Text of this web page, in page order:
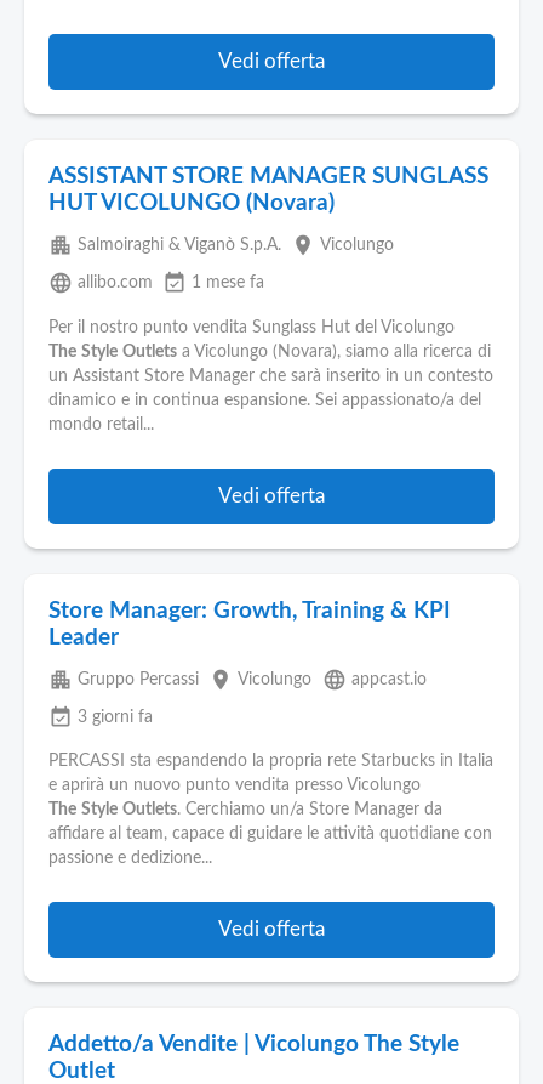
Vedi offerta
ASSISTANT STORE MANAGER SUNGLASS
HUT VICOLUNGO (Novara)
apartment Salmoiraghi & Viganò S.p.A. place Vicolungo
language allibo.com event_available 1 mese fa
Per il nostro punto vendita Sunglass Hut del Vicolungo
The Style Outlets a Vicolungo (Novara), siamo alla ricerca di
un Assistant Store Manager che sarà inserito in un contesto
dinamico e in continua espansione. Sei appassionato/a del
mondo retail...
Vedi offerta
Store Manager: Growth, Training & KPI
Leader
apartment Gruppo Percassi place Vicolungo language appcast.io
event_available 3 giorni fa
PERCASSI sta espandendo la propria rete Starbucks in Italia
e aprirà un nuovo punto vendita presso Vicolungo
The Style Outlets. Cerchiamo un/a Store Manager da
affidare al team, capace di guidare le attività quotidiane con
passione e dedizione...
Vedi offerta
Addetto/a Vendite | Vicolungo The Style
Outlet